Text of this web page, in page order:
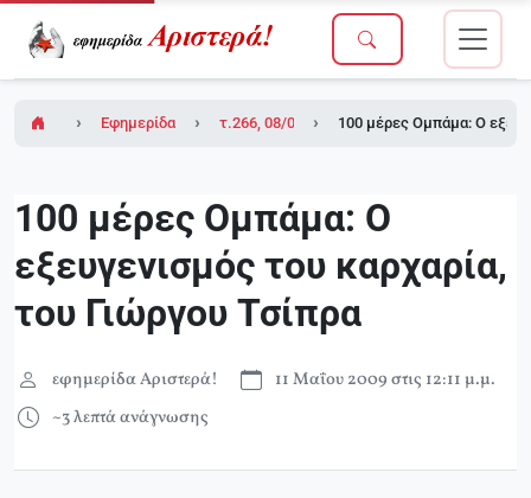
Εφημερίδα Αριστερά!τ.266, 08/05/2009100 μέρες Ομπάμα: Ο
100 μέρες Ομπάμα: Ο
εξευγενισμός του καρχαρία,
του Γιώργου Τσίπρα
εφημερίδα Αριστερά!
11 Μαΐου 2009 στις 12:11 μ.μ.
~3 λεπτά ανάγνωσης